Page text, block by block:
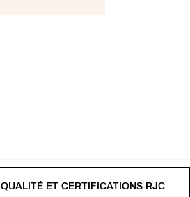
QUALITÉ ET CERTIFICATIONS RJC